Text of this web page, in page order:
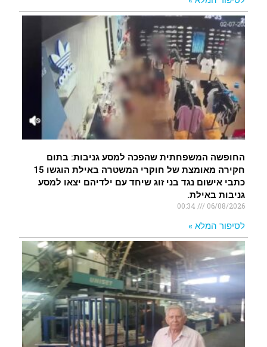
החופשה המשפחתית שהפכה למסע גניבות: בתום
חקירה מאומצת של חוקרי המשטרה באילת הוגשו 15
כתבי אישום נגד בני זוג שיחד עם ילדיהם יצאו למסע
גניבות באילת.
06/08/2026
לסיפור המלא »